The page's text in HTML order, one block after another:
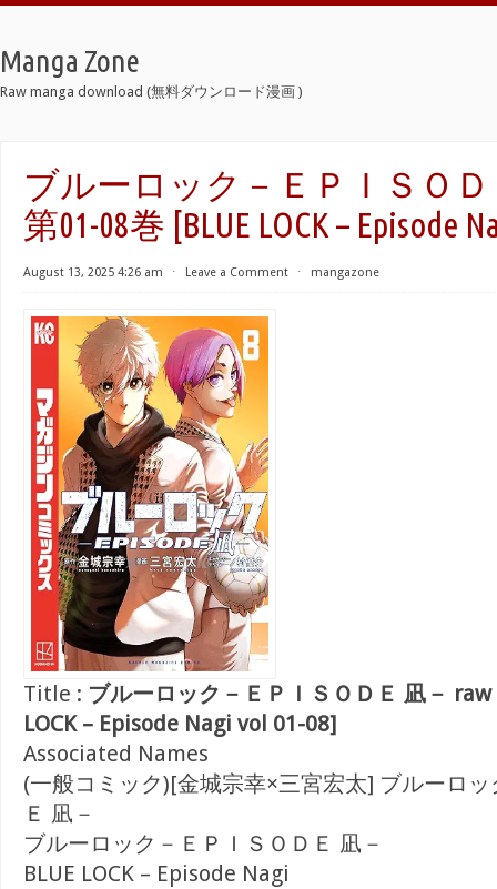
Manga Zone
Raw manga download (無料ダウンロード漫画 )
ブルーロック－ＥＰＩＳＯＤ
第01-08巻 [BLUE LOCK – Episode
August 13, 2025 4:26 am ⋅ Leave a Comment ⋅ mangazone
Title : ブルーロック－ＥＰＩＳＯＤＥ 凪－ raw
LOCK – Episode Nagi vol 01-08]
Associated Names
(一般コミック)[金城宗幸×三宮宏太] ブルーロ
Ｅ 凪－
ブルーロック－ＥＰＩＳＯＤＥ 凪－
BLUE LOCK – Episode Nagi